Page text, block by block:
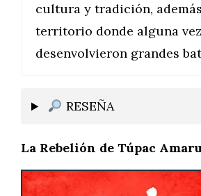
cultura y tradición,
territorio donde alguna
desenvolvieron grandes
RESEÑA
La Rebelión de Túpac Amaru